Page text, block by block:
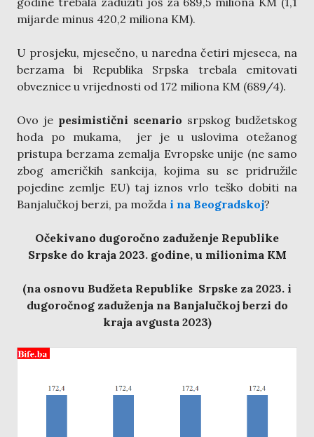
mijarde minus 420,2 miliona KM).
U prosjeku, mjesečno, u naredna četiri mjeseca, na
berzama bi Republika Srpska trebala emitovati
obveznice u vrijednosti od 172 miliona KM (689/4).
Ovo je pesimistični scenario srpskog budžetskog
hoda po mukama, jer je u uslovima otežanog
pristupa berzama zemalja Evropske unije (ne samo
zbog američkih sankcija, kojima su se pridružile
pojedine zemlje EU) taj iznos vrlo teško dobiti na
Banjalučkoj berzi, pa možda i na Beogradskoj?
Očekivano dugoročno zaduženje Republike
Srpske do kraja 2023. godine, u milionima KM
(na osnovu Budžeta Republike Srpske za 2023. i
dugoročnog zaduženja na Banjalučkoj berzi do
kraja avgusta 2023)